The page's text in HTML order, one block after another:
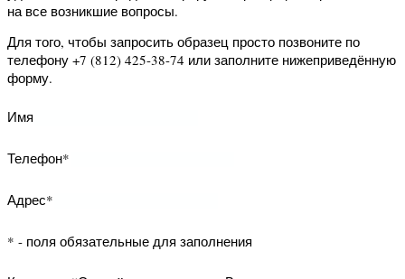
Для того, чтобы запросить образец
просто позвоните по телефону +7
(812) 425-38-74 или заполните
нижеприведённую форму.
Имя
Телефон*